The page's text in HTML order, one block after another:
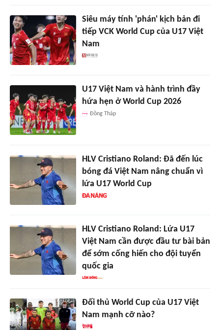
Siêu máy tính 'phán' kịch bản đi
tiếp VCK World Cup của U17 Việt
Nam
U17 Việt Nam và hành trình đầy
hứa hẹn ở World Cup 2026
Đồng Tháp
HLV Cristiano Roland: Đã đến lúc
bóng đá Việt Nam nâng chuẩn vì
lứa U17 World Cup
HLV Cristiano Roland: Lứa U17
Việt Nam cần được đầu tư bài bản
để sớm cống hiến cho đội tuyển
quốc gia
Đối thủ World Cup của U17 Việt
Nam mạnh cỡ nào?